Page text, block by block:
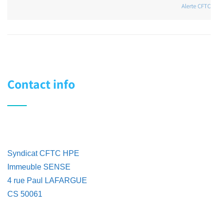
Alerte CFTC
Contact info
Syndicat CFTC HPE
Immeuble SENSE
4 rue Paul LAFARGUE
CS 50061